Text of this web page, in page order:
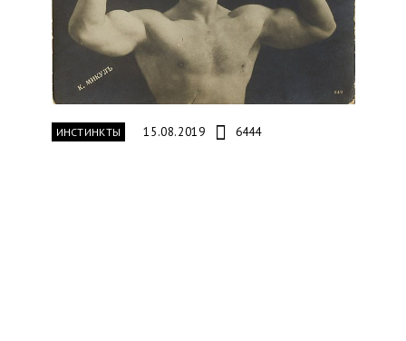
ИНСТИНКТЫ 15.08.2019 6444